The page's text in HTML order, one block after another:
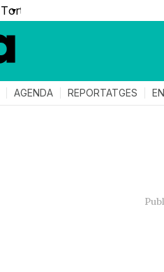
▼
AGENDA REPORTATGES